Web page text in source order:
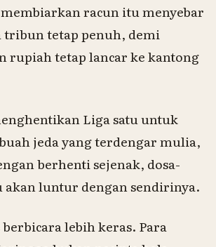
racun itu menyebar
tribun tetap penuh, demi
rupiah tetap lancar ke kantong
Liga satu untuk
jeda yang terdengar mulia,
berhenti sejenak, dosa-
akan luntur dengan sendirinya.
lebih keras. Para